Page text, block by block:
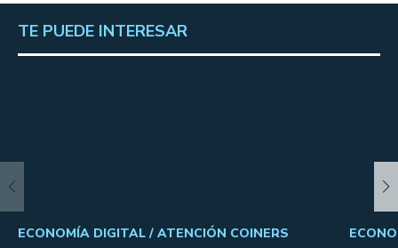
TE PUEDE INTERESAR
ECONOMÍA DIGITAL / ATENCIÓN COINERS